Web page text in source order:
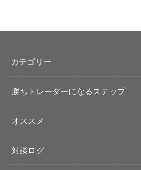
カテゴリー
勝ちトレーダーになるステップ
オススメ
対談ログ